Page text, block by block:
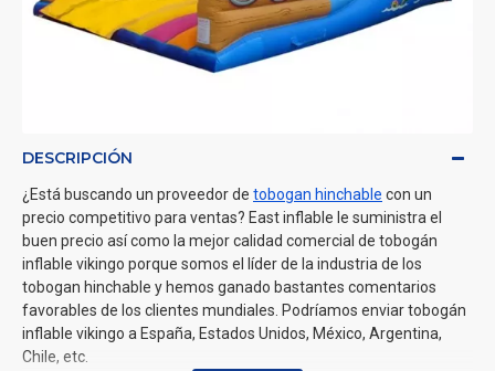
DESCRIPCIÓN
¿Está buscando un proveedor de tobogan hinchable con un
precio competitivo para ventas? East inflable le suministra el
buen precio así como la mejor calidad comercial de tobogán
inflable vikingo porque somos el líder de la industria de los
tobogan hinchable y hemos ganado bastantes comentarios
favorables de los clientes mundiales. Podríamos enviar tobogán
inflable vikingo a España, Estados Unidos, México, Argentina,
Chile, etc.